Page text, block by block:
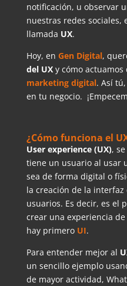
notificación, u observar
nuestras redes sociales,
llamada UX.
Hoy, en Gen Digital,
del UXy cómo actuamos
marketing digital. Así
en tu negocio.
¿Cómo funciona el
User experience (UX),
tiene un usuario al usar
sea de forma digital o
la creación de la
usuarios. Es decir, es el
crear una experiencia
hay primero UI.
Para entender mejor al
un sencillo ejemplo
de mayor actividad,